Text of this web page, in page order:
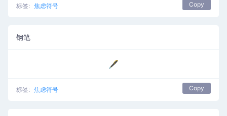
标签: 焦虑符号 Copy
钢笔
🖋️
标签: 焦虑符号 Copy